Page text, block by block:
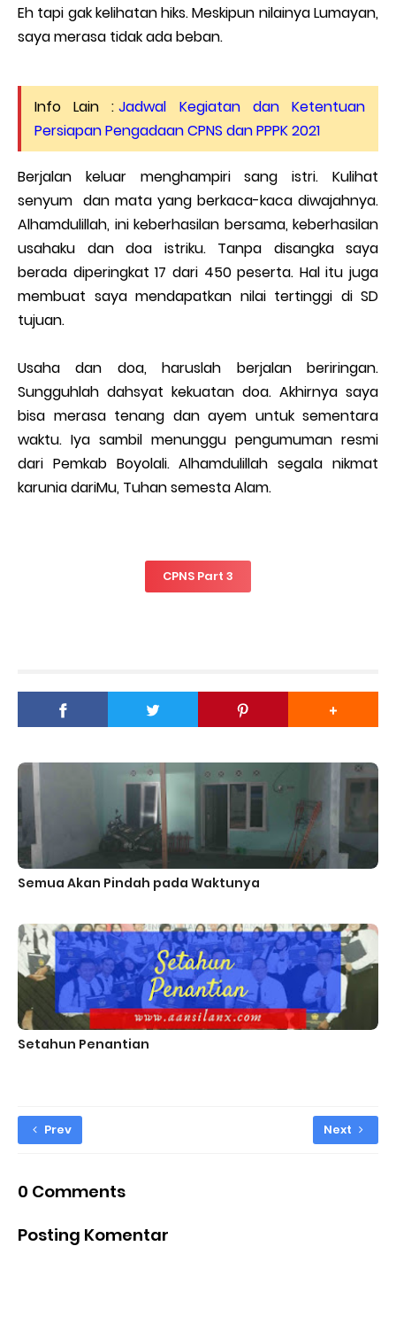
Eh tapi gak kelihatan hiks. Meskipun nilainya Lumayan,
saya merasa tidak ada beban.
Info Lain : Jadwal Kegiatan dan Ketentuan
Persiapan Pengadaan CPNS dan PPPK 2021
Berjalan keluar menghampiri sang istri. Kulihat
senyum dan mata yang berkaca-kaca diwajahnya.
Alhamdulillah, ini keberhasilan bersama, keberhasilan
usahaku dan doa istriku. Tanpa disangka saya
berada diperingkat 17 dari 450 peserta. Hal itu juga
membuat saya mendapatkan nilai tertinggi di SD
tujuan.
Usaha dan doa, haruslah berjalan beriringan.
Sungguhlah dahsyat kekuatan doa. Akhirnya saya
bisa merasa tenang dan ayem untuk sementara
waktu. Iya sambil menunggu pengumuman resmi
dari Pemkab Boyolali. Alhamdulillah segala nikmat
karunia dariMu, Tuhan semesta Alam.
CPNS Part 3
Semua Akan Pindah pada Waktunya
Setahun Penantian
Prev Next
0 Comments
Posting Komentar